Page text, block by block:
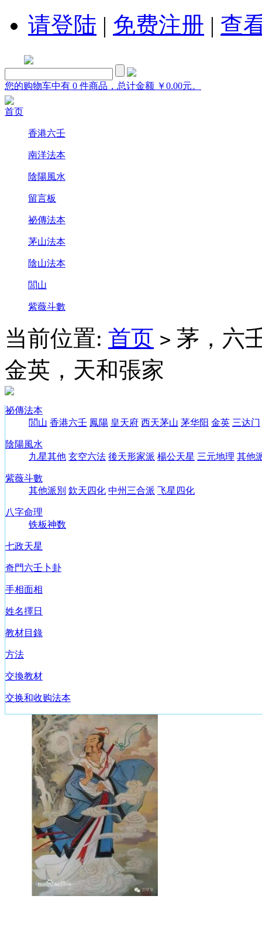
请登陆 | 免费注册 | 查
您的购物车中有 0 件商品，总计金额 ￥0.00元。
首页
香港六壬
南洋法本
陰陽風水
留言板
祕傳法本
茅山法本
陰山法本
閭山
紫薇斗數
当前位置: 首页 > 茅，六
金英，天和張家
祕傳法本
閭山 香港六壬 鳳陽 皇天府 西天茅山 茅华阳 金英 三达门
陰陽風水
九星其他 玄空六法 後天形家派 楊公天星 三元地理 其他
紫薇斗數
其他派別 欽天四化 中州三合派 飞星四化
八字命理
铁板神数
七政天星
奇門六壬卜卦
手相面相
姓名擇日
教材目錄
方法
交換教材
交换和收购法本